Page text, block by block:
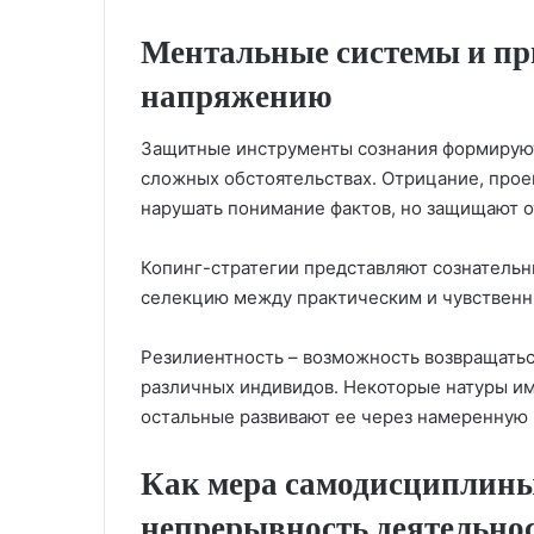
Ментальные системы и
напряжению
Защитные инструменты сознания
сложных обстоятельствах. Отрицание,
нарушать понимание фактов, но защищают
Копинг-стратегии представляют
селекцию между практическим и
Резилиентность – возможность
различных индивидов. Некоторые натуры
остальные развивают ее через намеренную
Как мера